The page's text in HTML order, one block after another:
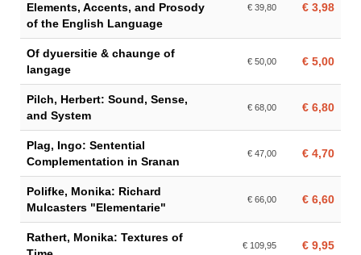
Elements, Accents, and Prosody
of the English Language
€ 39,80 € 3,98
Of dyuersitie & chaunge of
langage
€ 50,00 € 5,00
Pilch, Herbert: Sound, Sense,
and System
€ 68,00 € 6,80
Plag, Ingo: Sentential
Complementation in Sranan
€ 47,00 € 4,70
Polifke, Monika: Richard
Mulcasters "Elementarie"
€ 66,00 € 6,60
Rathert, Monika: Textures of
€ 109,95 € 9,95